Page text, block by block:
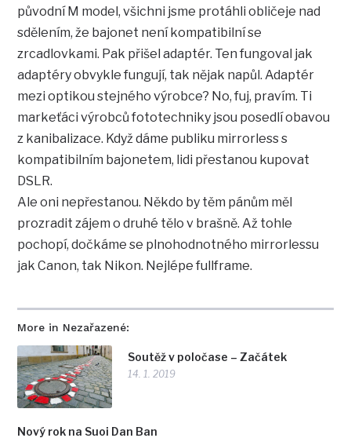
More in Nezařazené:
Soutěž v poločase – Začátek
14. 1. 2019
Nový rok na Suoi Dan Ban
původní M model, všichni jsme protáhli obličeje nad
sdělením, že bajonet není kompatibilní se
zrcadlovkami. Pak přišel adaptér. Ten fungoval jak
adaptéry obvykle fungují, tak nějak napůl. Adaptér
mezi optikou stejného výrobce? No, fuj, pravím. Ti
markeťáci výrobců fototechniky jsou posedlí obavou
z kanibalizace. Když dáme publiku mirrorless s
kompatibilním bajonetem, lidi přestanou kupovat
DSLR.
Ale oni nepřestanou. Někdo by těm pánům měl
prozradit zájem o druhé tělo v brašně. Až tohle
pochopí, dočkáme se plnohodnotného mirrorlessu
jak Canon, tak Nikon. Nejlépe fullframe.